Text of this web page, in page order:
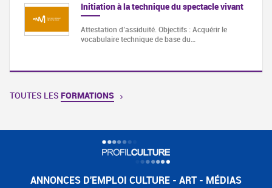
Initiation à la technique du spectacle vivant
Attestation d’assiduité. Objectifs : Acquérir le
vocabulaire technique de base du…
TOUTES LES FORMATIONS
ANNONCES D'EMPLOI CULTURE - ART - MÉDIAS